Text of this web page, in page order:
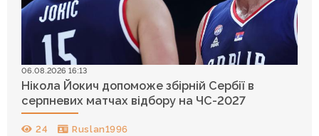
06.08.2026 16:13
Нікола Йокич допоможе збірній Сербії в
серпневих матчах відбору на ЧС-2027
24 Ruslan1996